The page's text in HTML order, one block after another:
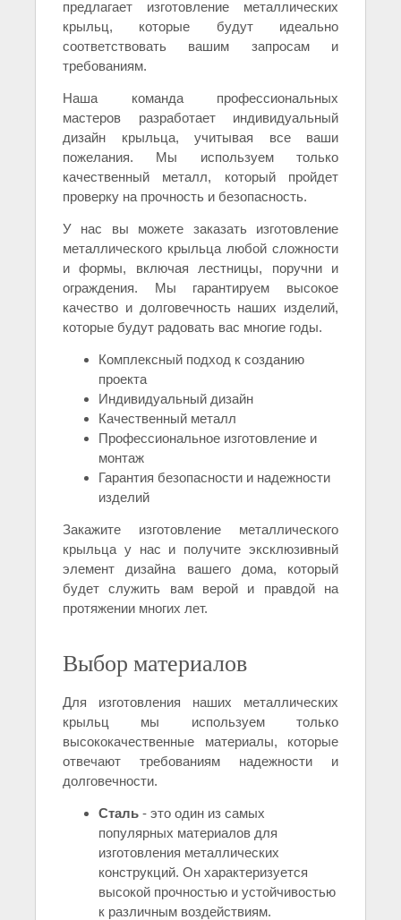
предлагает изготовление металлических
крыльц, которые будут идеально
соответствовать вашим запросам и
требованиям.
Наша команда профессиональных
мастеров разработает индивидуальный
дизайн крыльца, учитывая все ваши
пожелания. Мы используем только
качественный металл, который пройдет
проверку на прочность и безопасность.
У нас вы можете заказать изготовление
металлического крыльца любой сложности
и формы, включая лестницы, поручни и
ограждения. Мы гарантируем высокое
качество и долговечность наших изделий,
которые будут радовать вас многие годы.
Комплексный подход к созданию
проекта
Индивидуальный дизайн
Качественный металл
Профессиональное изготовление и
монтаж
Гарантия безопасности и надежности
изделий
Закажите изготовление металлического
крыльца у нас и получите эксклюзивный
элемент дизайна вашего дома, который
будет служить вам верой и правдой на
протяжении многих лет.
Выбор материалов
Для изготовления наших металлических
крыльц мы используем только
высококачественные материалы, которые
отвечают требованиям надежности и
долговечности.
Сталь - это один из самых
популярных материалов для
изготовления металлических
конструкций. Он характеризуется
высокой прочностью и устойчивостью
к различным воздействиям.